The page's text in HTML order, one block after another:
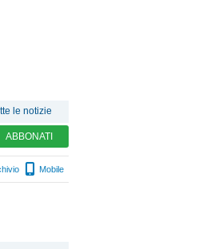
le notizie
ABBONATI
Mobile